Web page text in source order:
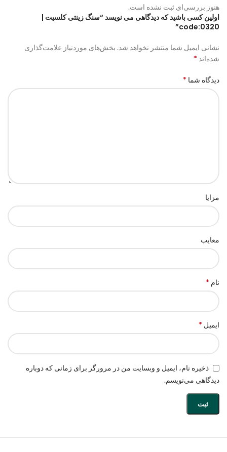
هنوز بررسی‌ای ثبت نشده است.
اولین کسی باشید که دیدگاهی می نویسد “سنگ زینتی کلسیت |
code:0320”
نشانی ایمیل شما منتشر نخواهد شد. بخش‌های موردنیاز علامت‌گذاری
شده‌اند *
دیدگاه شما *
مزایا
معایب
نام *
ایمیل *
ذخیره نام، ایمیل و وبسایت من در مرورگر برای زمانی که دوباره
دیدگاهی می‌نویسم.